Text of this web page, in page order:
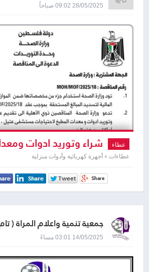
28/05/2025 09:02 صباحاً
عطاء شراء وتوريد ادوات
لاحتياجات مستشفى عتيل
عطاءات » أجهزة كهربائية وأدوات منزلية
جمعية تنمية واعلام المرأة (
14/05/2025 03:01 مساءً